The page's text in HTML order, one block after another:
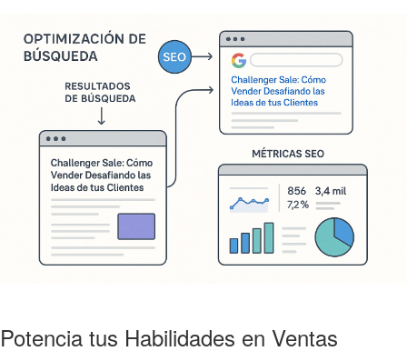
Potencia tus Habilidades en Ventas